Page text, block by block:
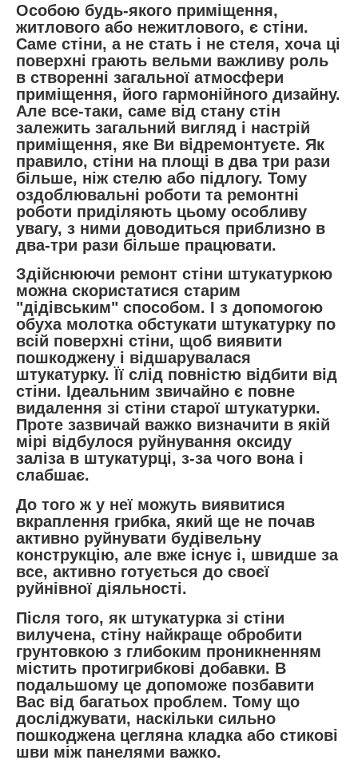
Особою будь-якого приміщення,
житлового або нежитлового, є стіни.
Саме стіни, а не стать і не стеля, хоча ці
поверхні грають вельми важливу роль
в створенні загальної атмосфери
приміщення, його гармонійного дизайну.
Але все-таки, саме від стану стін
залежить загальний вигляд і настрій
приміщення, яке Ви відремонтуєте. Як
правило, стіни на площі в два три рази
більше, ніж стелю або підлогу. Тому
оздоблювальні роботи та ремонтні
роботи приділяють цьому особливу
увагу, з ними доводиться приблизно в
два-три рази більше працювати.
Здійснюючи ремонт стіни штукатуркою
можна скористатися старим
"дідівським" способом. І з допомогою
обуха молотка обстукати штукатурку по
всій поверхні стіни, щоб виявити
пошкоджену і відшарувалася
штукатурку. Її слід повністю відбити від
стіни. Ідеальним звичайно є повне
видалення зі стіни старої штукатурки.
Проте зазвичай важко визначити в якій
мірі відбулося руйнування оксиду
заліза в штукатурці, з-за чого вона і
слабшає.
До того ж у неї можуть виявитися
вкраплення грибка, який ще не почав
активно руйнувати будівельну
конструкцію, але вже існує і, швидше за
все, активно готується до своєї
руйнівної діяльності.
Після того, як штукатурка зі стіни
вилучена, стіну найкраще обробити
грунтовкою з глибоким проникненням
містить протигрибкові добавки. В
подальшому це допоможе позбавити
Вас від багатьох проблем. Тому що
досліджувати, наскільки сильно
пошкоджена цегляна кладка або стикові
шви між панелями важко.